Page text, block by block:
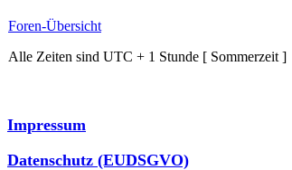
Foren-Übersicht
Alle Zeiten sind UTC + 1 Stunde [ Sommerzeit ]
Impressum
Datenschutz (EUDSGVO)